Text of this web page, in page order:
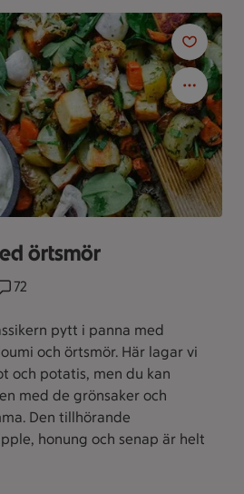
örtsmör
har 72 kommentarer
72
pytt i panna med
och örtsmör. Här lagar vi
och potatis, men du kan
med de grönsaker och
Den tillhörande
honung och senap är helt